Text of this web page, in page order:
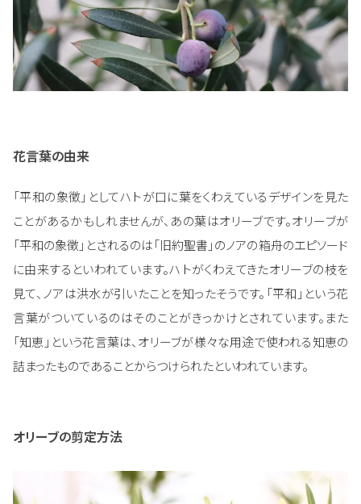
花言葉の由来
「平和の象徴」としてハトが口に葉をくわえているデザインを見た
ことがあるかもしれませんが、あの葉はオリーブです。オリーブが
「平和の象徴」とされるのは「旧約聖書」のノアの箱舟のエピソード
に由来するといわれています。ハトがくわえてきたオリーブの枝を
見て、ノアは洪水が引いたことを知ったそうです。「平和」という花
言葉がついているのはそのことがきっかけとされています。また
「知恵」という花言葉は、オリーブが様々な用途で使われる知恵の
詰まったものであることからつけられたといわれています。
オリーブの剪定方法